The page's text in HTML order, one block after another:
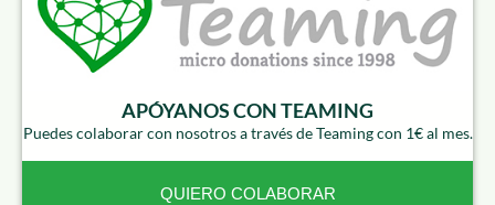
APÓYANOS CON TEAMING
Puedes colaborar con nosotros a través de Teaming con 1€ al mes.
QUIERO COLABORAR